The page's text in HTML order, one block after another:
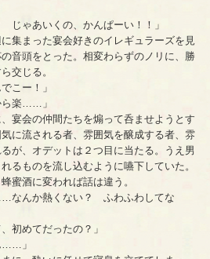
じゃあいくの、かんぱーい！！」
集まった宴会好きのイレギュラーズを見
音頭をとった。相変わらずのノリに、勝
交じる。
こー！」
ら楽……」
宴会の仲間たちを煽って呑ませようとす
に流される者、雰囲気を醸成する者、雰
が、オデットは２つ目に当たる。うえ男
るものを流し込むように嚥下していた。
蜜酒に変われば話は違う。
なんか熱くない？ ふわふわしてな
初めてだったの？」
……」